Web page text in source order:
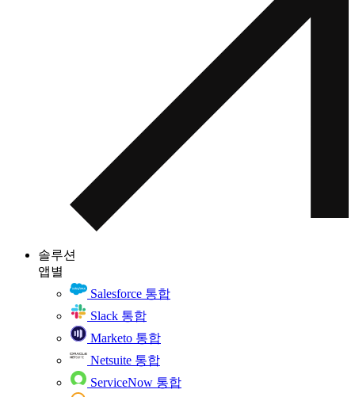
솔루션
앱별
Salesforce 통합
Slack 통합
Marketo 통합
Netsuite 통합
ServiceNow 통합